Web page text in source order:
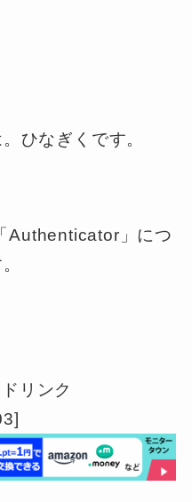
ひなぎくです。
Authenticator」につ
リンク